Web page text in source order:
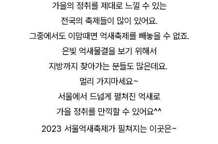
가을의 정취를 제대로 느낄 수 있는
전국의 축제들이 많이 있어요.
그중에서도 이맘때면 억새축제를 빼놓을 수 없죠.
은빛 억새물결을 보기 위해서
지방까지 찾아가는 분들도 많은데요.
멀리 가지마세요~
서울에서 드넓게 펼쳐진 억새로
가을 정취를 만끽할 수 있어요^^
2023 서울억새축제가 필쳐지는 이곳은~